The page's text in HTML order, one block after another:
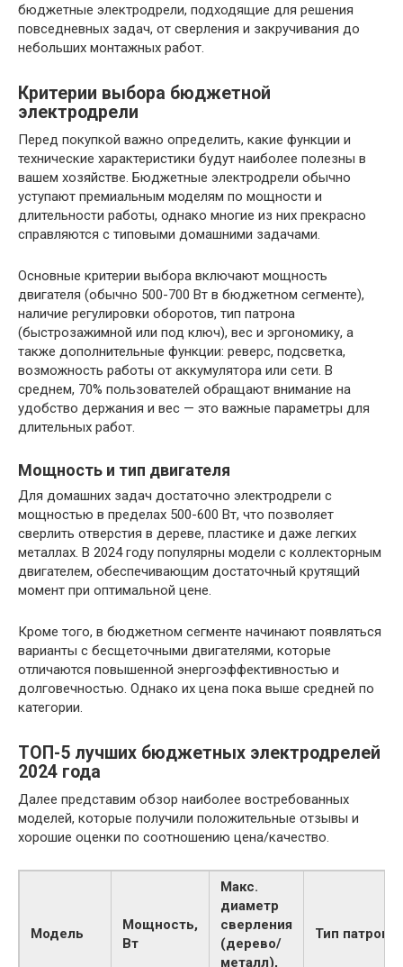
бюджетные электродрели, подходящие для решения
повседневных задач, от сверления и закручивания до
небольших монтажных работ.
Критерии выбора бюджетной
электродрели
Перед покупкой важно определить, какие функции и
технические характеристики будут наиболее полезны в
вашем хозяйстве. Бюджетные электродрели обычно
уступают премиальным моделям по мощности и
длительности работы, однако многие из них прекрасно
справляются с типовыми домашними задачами.
Основные критерии выбора включают мощность
двигателя (обычно 500-700 Вт в бюджетном сегменте),
наличие регулировки оборотов, тип патрона
(быстрозажимной или под ключ), вес и эргономику, а
также дополнительные функции: реверс, подсветка,
возможность работы от аккумулятора или сети. В
среднем, 70% пользователей обращают внимание на
удобство держания и вес — это важные параметры для
длительных работ.
Мощность и тип двигателя
Для домашних задач достаточно электродрели с
мощностью в пределах 500-600 Вт, что позволяет
сверлить отверстия в дереве, пластике и даже легких
металлах. В 2024 году популярны модели с коллекторным
двигателем, обеспечивающим достаточный крутящий
момент при оптимальной цене.
Кроме того, в бюджетном сегменте начинают появляться
варианты с бесщеточными двигателями, которые
отличаются повышенной энергоэффективностью и
долговечностью. Однако их цена пока выше средней по
категории.
ТОП-5 лучших бюджетных электродрелей
2024 года
Далее представим обзор наиболее востребованных
моделей, которые получили положительные отзывы и
хорошие оценки по соотношению цена/качество.
Модель
Мощность,
Вт
Макс.
диаметр
сверления
(дерево/
металл),
Тип патрона